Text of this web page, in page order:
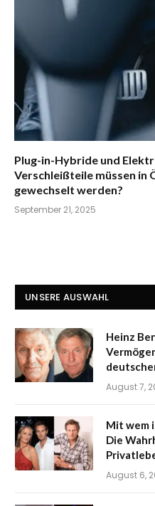
Plug-in-Hybride und
Verschleißteile müssen in
gewechselt werden?
September 21, 2025
UNSERE AUSWAHL
Heinz
August 7,
Mit wem
Die
August 6,